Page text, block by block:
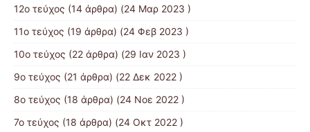
12ο τεύχος (14 άρθρα) (24 Μαρ 2023 )
11ο τεύχος (19 άρθρα) (24 Φεβ 2023 )
10o τεύχος (22 άρθρα) (29 Ιαν 2023 )
9ο τεύχος (21 άρθρα) (22 Δεκ 2022 )
8ο τεύχος (18 άρθρα) (24 Νοε 2022 )
7ο τεύχος (18 άρθρα) (24 Οκτ 2022 )